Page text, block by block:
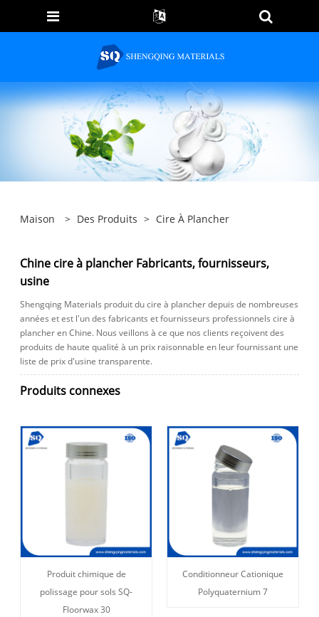
Maison > Des Produits > Cire À Plancher
Chine cire à plancher Fabricants, fournisseurs,
usine
Shengqing Materials produit du cire à plancher depuis de nombreuses
années et est l'un des fabricants et fournisseurs professionnels cire à
plancher en Chine. Nous veillons à ce que nos clients reçoivent des
produits de haute qualité à un prix raisonnable en leur fournissant une
liste de prix d'usine transparente.
Produits connexes
Produit chimique de
polissage pour sols SQ-
Floorwax 30
Conditionneur Cationique
Polyquaternium 7